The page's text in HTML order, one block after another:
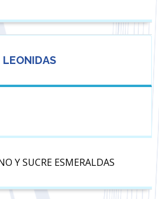
LEONIDAS
Y SUCRE ESMERALDAS